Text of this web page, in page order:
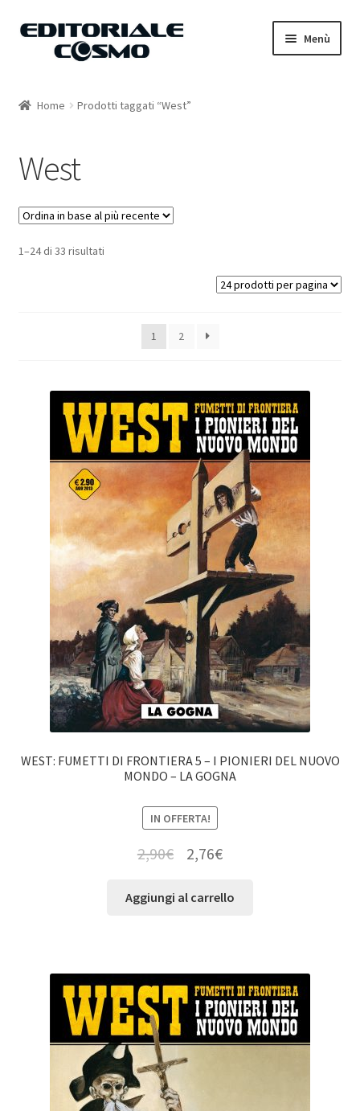
Vai
Vai
Menù
Carrello
Il mio account
Home Prodotti taggati “West”
West
1–24 di 33 risultati
1 2
WEST: FUMETTI DI FRONTIERA 5 – I PIONIERI DEL NUOVO
MONDO – LA GOGNA
IN OFFERTA!
2,90€ 2,76€
Aggiungi al carrello